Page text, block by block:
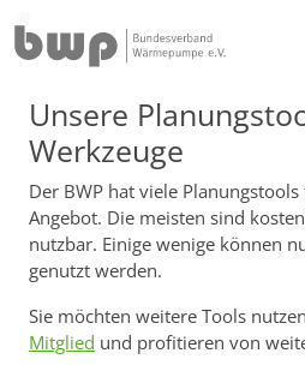
Unsere
Werkzeuge
Der BWP hat viele
Angebot. Die meisten sind
nutzbar. Einige wenige können
genutzt werden.
Sie möchten weitere Tools
Mitglied und profitieren von